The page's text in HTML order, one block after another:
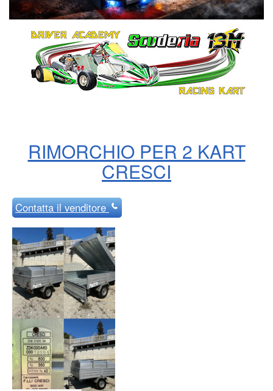
RIMORCHIO PER 2 KART
CRESCI
Contattail venditore